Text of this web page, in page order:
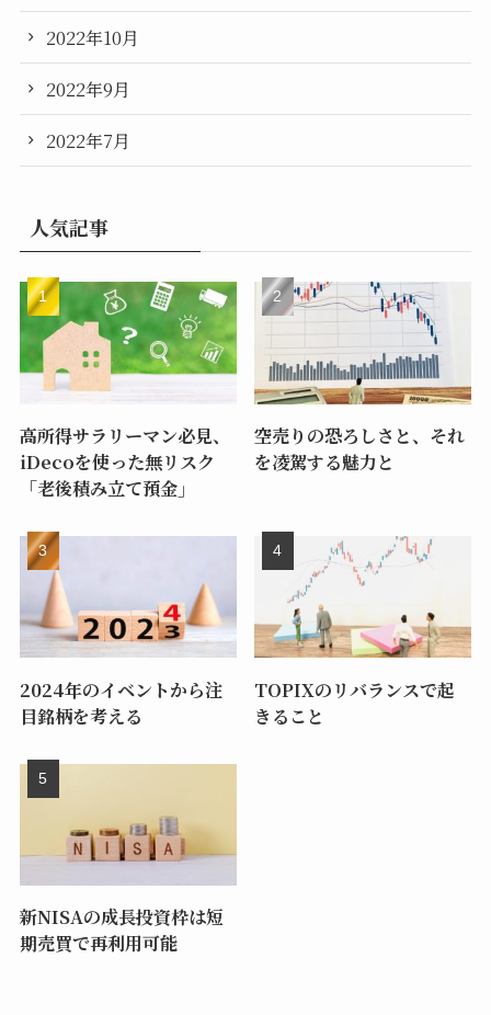
2022年10月
2022年9月
2022年7月
人気記事
高所得サラリーマン必見、
iDecoを使った無リスク
「老後積み立て預金」
空売りの恐ろしさと、それ
を凌駕する魅力と
2024年のイベントから注
目銘柄を考える
TOPIXのリバランスで起
きること
新NISAの成長投資枠は短
期売買で再利用可能